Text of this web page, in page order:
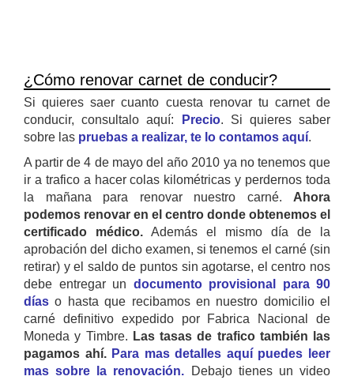
¿Cómo renovar carnet de conducir?
Si quieres saer cuanto cuesta renovar tu carnet de
conducir, consultalo aquí:
Precio. Si quieres saber
sobre las pruebas a realizar, te lo contamos aquí.
A partir de 4 de mayo del año 2010 ya no tenemos que
ir a trafico a hacer colas kilométricas y perdernos toda
la mañana para renovar nuestro carné. Ahora
podemos renovar en el centro donde obtenemos el
certificado médico. Además el mismo día de la
aprobación del dicho examen, si tenemos el carné (sin
retirar) y el saldo de puntos sin agotarse, el centro nos
debe entregar un documento provisional para 90
días o hasta que recibamos en nuestro domicilio el
carné definitivo expedido por Fabrica Nacional de
Moneda y Timbre. Las tasas de trafico también las
pagamos ahí. Para mas detalles aquí puedes leer
mas sobre la renovación. Debajo tienes un video